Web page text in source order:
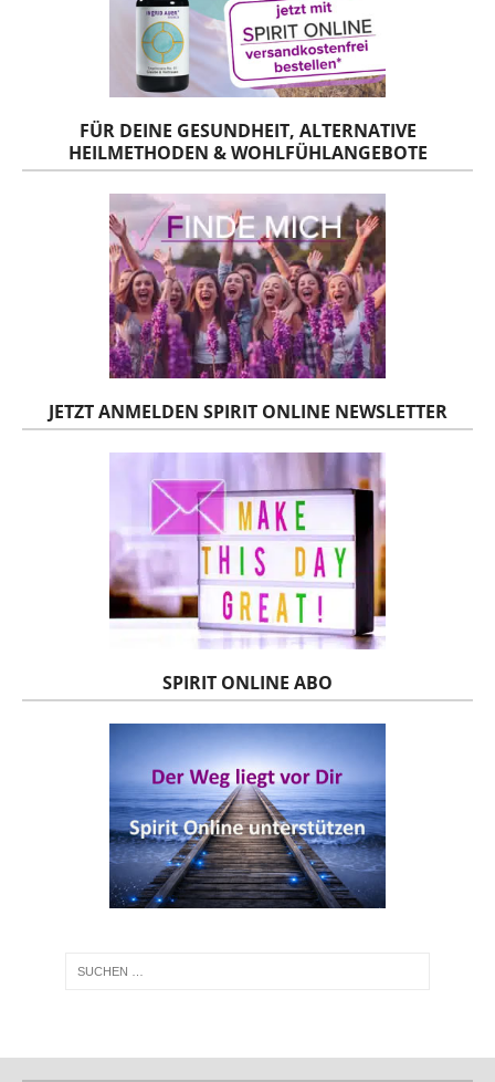
FÜR DEINE GESUNDHEIT, ALTERNATIVE
HEILMETHODEN & WOHLFÜHLANGEBOTE
JETZT ANMELDEN SPIRIT ONLINE NEWSLETTER
SPIRIT ONLINE ABO